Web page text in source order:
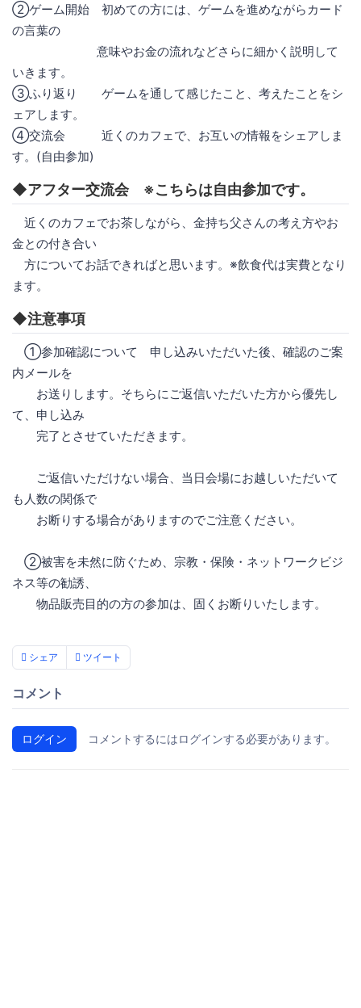
②ゲーム開始 初めての方には、ゲームを進めながらカード
の言葉の
意味やお金の流れなどさらに細かく説明して
いきます。
③ふり返り ゲームを通して感じたこと、考えたことをシ
ェアします。
④交流会 近くのカフェで、お互いの情報をシェアしま
す。(自由参加)
◆アフター交流会 ※こちらは自由参加です。
近くのカフェでお茶しながら、金持ち父さんの考え方やお
金との付き合い
方についてお話できればと思います。※飲食代は実費となり
ます。
◆注意事項
①参加確認について 申し込みいただいた後、確認のご案
内メールを
お送りします。そちらにご返信いただいた方から優先し
て、申し込み
完了とさせていただきます。
ご返信いただけない場合、当日会場にお越しいただいて
も人数の関係で
お断りする場合がありますのでご注意ください。
②被害を未然に防ぐため、宗教・保険・ネットワークビジ
ネス等の勧誘、
物品販売目的の方の参加は、固くお断りいたします。
シェア ツイート
コメント
ログイン コメントするにはログインする必要があります。